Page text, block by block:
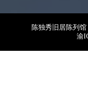
陈独秀旧居陈列
渝